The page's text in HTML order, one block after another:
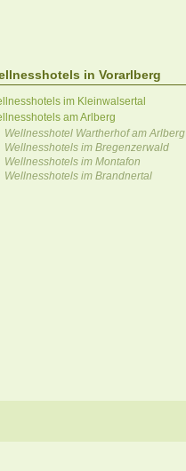
in Vorarlberg
im Kleinwalsertal
am Arlberg
Wellnesshotel Wartherhof am Arlberg
Wellnesshotels im Bregenzerwald
Wellnesshotels im Montafon
Wellnesshotels im Brandnertal